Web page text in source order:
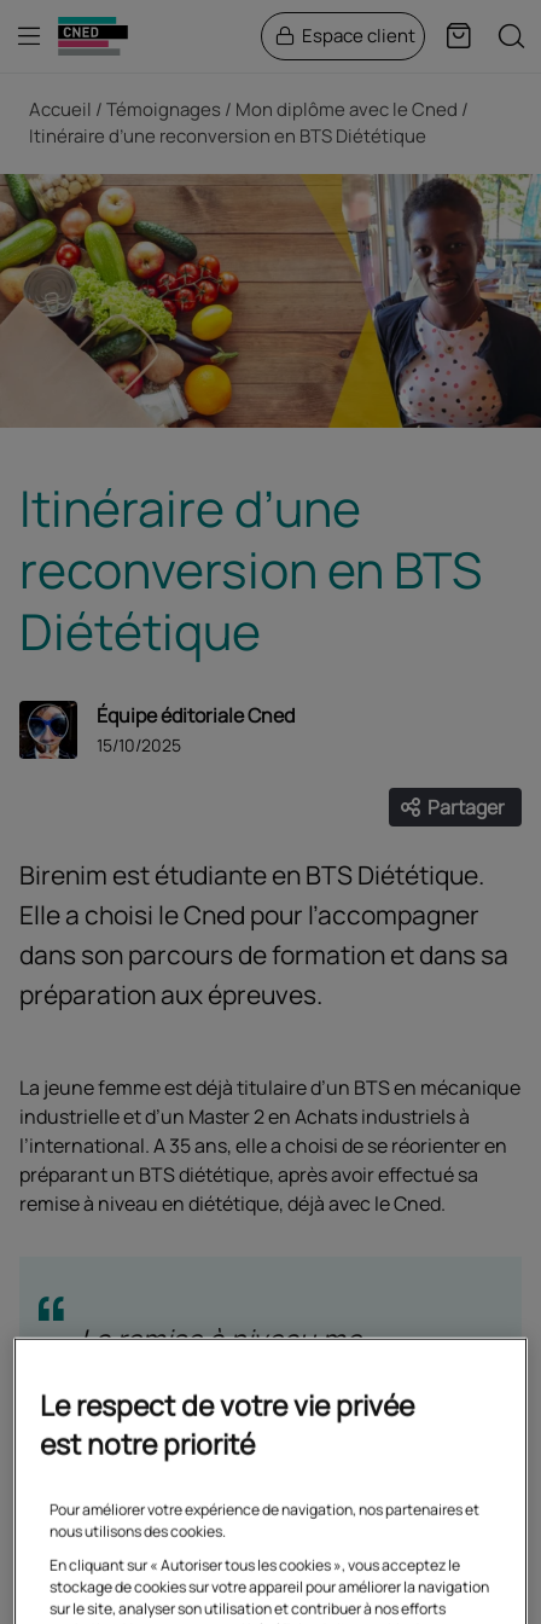
Menu Espace client Panier
Accueil Témoignages
Mon diplôme avec le Cned
Itinéraire d’une reconversion en BTS Diététique
Itinéraire d’une
reconversion en BTS
Diététique
Équipe éditoriale Cned
15/10/2025
Partager
Ouvrir
Birenim est étudiante en BTS Diététique.
Elle a choisi le Cned pour l’accompagner
dans son parcours de formation et dans sa
préparation aux épreuves.
La jeune femme est déjà titulaire d’un BTS en mécanique
industrielle et d’un Master 2 en Achats industriels à
l’international. A 35 ans, elle a choisi de se réorienter en
préparant un BTS diététique, après avoir effectué sa
remise à niveau en diététique, déjà avec le Cned.
La remise à niveau me
semblait essentielle puisqu’il
s’agit pour moi d’une
reconversion professionnelle.
Le respect de votre vie privée
est notre priorité
Pour améliorer votre expérience de navigation, nos partenaires et
nous utilisons des cookies.
En cliquant sur « Autoriser tous les cookies », vous acceptez le
stockage de cookies sur votre appareil pour améliorer la navigation
sur le site, analyser son utilisation et contribuer à nos efforts